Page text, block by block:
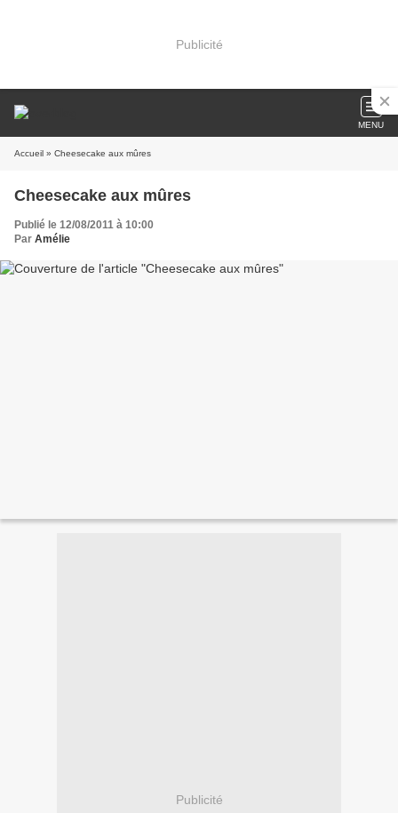
Publicité
MENU
Accueil » Cheesecake aux mûres
Cheesecake aux mûres
Publié le 12/08/2011 à 10:00
Par Amélie
Publicité